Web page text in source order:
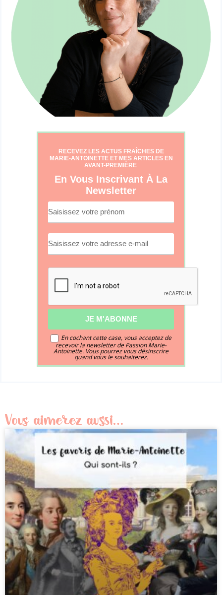
RECEVEZ LES ACTUS FRAÎCHES DE
MARIE-ANTOINETTE ET MES ARTICLES EN
AVANT-PREMIÈRE
En Vous Inscrivant À La
Newsletter
En cochant cette case, vous acceptez de
recevoir la newsletter de Passion Marie-
Antoinette. Vous pourrez vous désinscrire
quand vous le souhaiterez.
Vous aimerez aussi…